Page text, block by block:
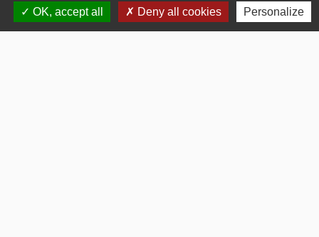
La Mairie
OK, accept all
Deny all cookies Personalize